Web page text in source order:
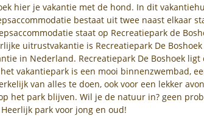
hier je vakantie met de hond. In dit
bestaat uit twee naast elkaar
staat op Recreatiepark de
uitrustvakantie is Recreatiepark De
in Nederland. Recreatiepark De Boshoek
vakantiepark is een mooi binnenzwembad,
van alles te doen, ook voor een lekker
het park blijven. Wil je de natuur in? geen
park voor jong en oud!